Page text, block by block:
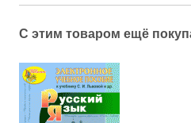
С этим товаром ещё